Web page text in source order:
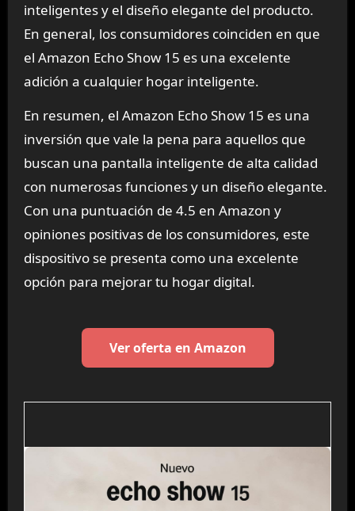
inteligentes y el diseño elegante del producto.
En general, los consumidores coinciden en que
el Amazon Echo Show 15 es una excelente
adición a cualquier hogar inteligente.
En resumen, el Amazon Echo Show 15 es una
inversión que vale la pena para aquellos que
buscan una pantalla inteligente de alta calidad
con numerosas funciones y un diseño elegante.
Con una puntuación de 4.5 en Amazon y
opiniones positivas de los consumidores, este
dispositivo se presenta como una excelente
opción para mejorar tu hogar digital.
Ver oferta en Amazon